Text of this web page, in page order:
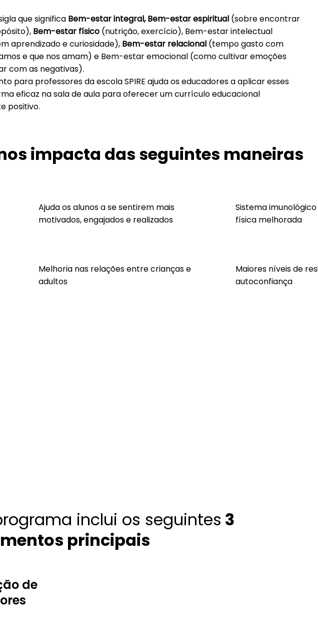
que significa Bem-estar integral, Bem-estar espiritual(sobre encontrar
Bem-estar físico(nutrição, exercício), Bem-estar intelectual
aprendizado e curiosidade), Bem-estar relacional(tempo gasto com
e que nos amam) e Bem-estar emocional (como cultivar emoções
com as negativas).
para professores da escola SPIRE ajuda os educadores a aplicar esses
eficaz na sala de aula para oferecer um currículo educacional
positivo.
impacta das seguintes maneiras
Ajuda os alunos a se sentirem mais
motivados, engajados e realizados
Sistema
física melhorada
Melhoria nas relações entre crianças e
adultos
Maiores níveis de
autoconfiança
inclui os seguintes 3
principais
de